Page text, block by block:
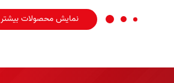
نمایش محصولات بیشتر